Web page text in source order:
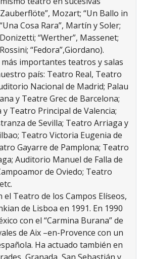
Mozart; “Un Ballo in
Cosa Rara”, Martín y Soler;
Donizetti; “Werther”, Massenet;
“Fedora”,Giordano).
importantes teatros y salas
país: Teatro Real, Teatro
Nacional de Madrid; Palau
y Teatre Grec de Barcelona;
y Teatro Principal de Valencia;
de Sevilla; Teatro Arriaga y
Teatro Victoria Eugenia de
Gayarre de Pamplona; Teatro
Auditorio Manuel de Falla de
de Oviedo; Teatro
el Teatro de los Campos Elíseos,
de Lisboa en 1991. En 1990
con el “Carmina Burana” de
de Aix –en-Provence con un
Ha actuado también en